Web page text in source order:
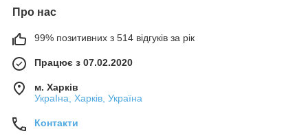
Про нас
99% позитивних з 514 відгуків за рік
Працює з 07.02.2020
м. Харків
УкраІна, Харків, Україна
Контакти